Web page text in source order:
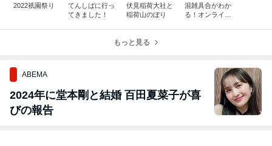
2022祇園祭り
てんしばに行っ
てきました！
伏見稲荷大社と
稲荷山のぼり
混雑具合がわか
る！オンライン
もっと見る
ABEMA
2024年に堂本剛と結婚 百田夏菜子が喜
びの報告